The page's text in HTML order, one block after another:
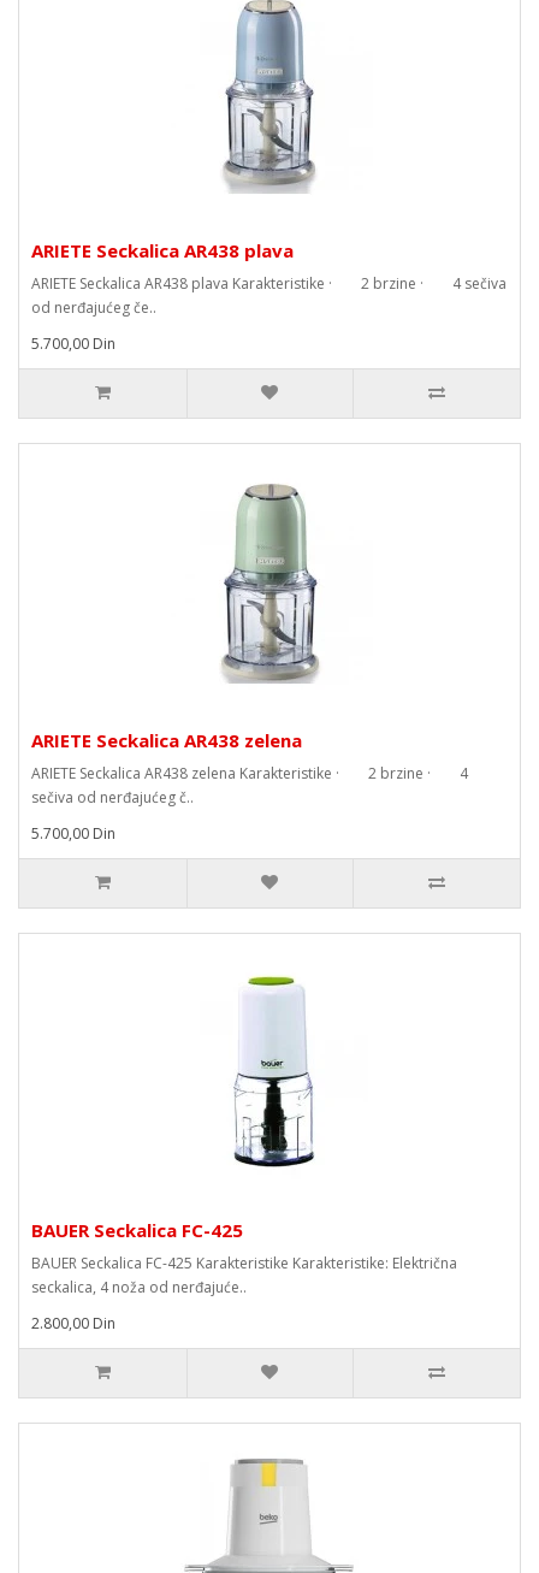
ARIETE Seckalica AR438 plava
ARIETE Seckalica AR438 plava Karakteristike · 2 brzine · 4 sečiva
od nerđajućeg če..
5.700,00 Din
ARIETE Seckalica AR438 zelena
ARIETE Seckalica AR438 zelena Karakteristike · 2 brzine · 4
sečiva od nerđajućeg č..
5.700,00 Din
BAUER Seckalica FC-425
BAUER Seckalica FC-425 Karakteristike Karakteristike: Električna
seckalica, 4 noža od nerđajuće..
2.800,00 Din